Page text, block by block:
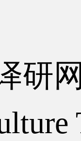
研